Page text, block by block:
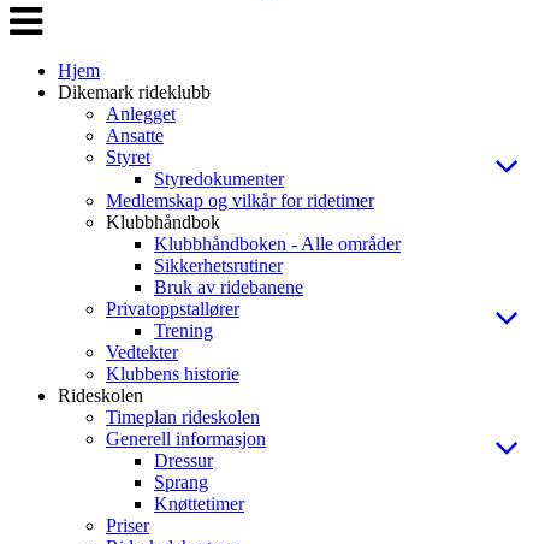
Veksle
navigasjon
Hjem
Dikemark rideklubb
Anlegget
Ansatte
Styret
Styredokumenter
Medlemskap og vilkår for ridetimer
Klubbhåndbok
Klubbhåndboken - Alle områder
Sikkerhetsrutiner
Bruk av ridebanene
Privatoppstallører
Trening
Vedtekter
Klubbens historie
Rideskolen
Timeplan rideskolen
Generell informasjon
Dressur
Sprang
Knøttetimer
Priser